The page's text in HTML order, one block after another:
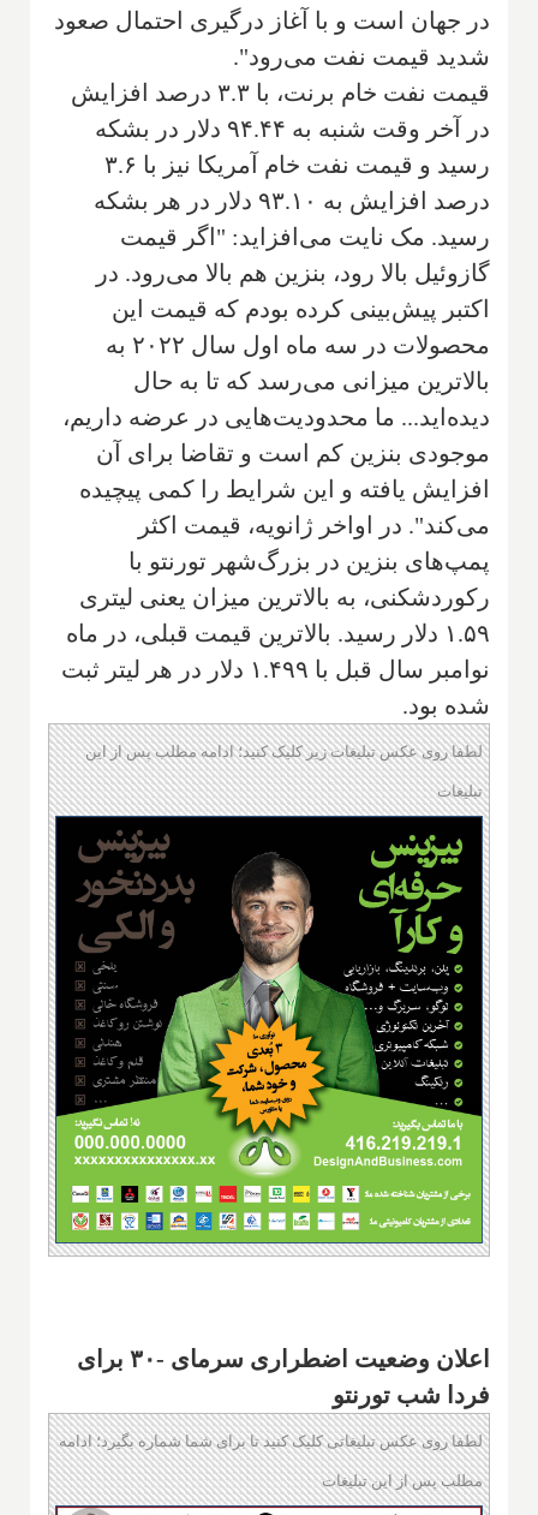
در جهان است و با آغاز درگیری احتمال صعود
شدید قیمت نفت می‌رود".
قیمت نفت خام برنت، با ۳.۳ درصد افزایش
در آخر وقت شنبه به ۹۴.۴۴ دلار در بشکه
رسید و قیمت نفت خام آمریکا نیز با ۳.۶
درصد افزایش به ۹۳.۱۰ دلار در هر بشکه
رسید. مک نایت می‌افزاید: "اگر قیمت
گازوئیل بالا رود، بنزین هم بالا می‌رود. در
اکتبر پیش‌بینی کرده بودم که قیمت این
محصولات در سه ماه اول سال ۲۰۲۲ به
بالاترین میزانی می‌رسد که تا به حال
دیده‌اید... ما محدودیت‌هایی در عرضه داریم،
موجودی بنزین کم است و تقاضا برای آن
افزایش یافته و این شرایط را کمی پیچیده
می‌کند". در اواخر ژانویه، قیمت اکثر
پمپ‌های بنزین در بزرگ‌شهر تورنتو با
رکوردشکنی، به بالاترین میزان یعنی لیتری
۱.۵۹ دلار رسید. بالاترین قیمت قبلی، در ماه
نوامبر سال قبل با ۱.۴۹۹ دلار در هر لیتر ثبت
شده بود.
لطفا روی عکس تبلیغات زیر کلیک کنید؛ ادامه مطلب پس از این
تبلیغات
اعلان وضعیت اضطراری سرمای -۳۰ برای
فردا شب تورنتو
لطفا روی عکس تبلیغاتی کلیک کنید تا برای شما شماره بگیرد؛ ادامه
مطلب پس از این تبلیغات